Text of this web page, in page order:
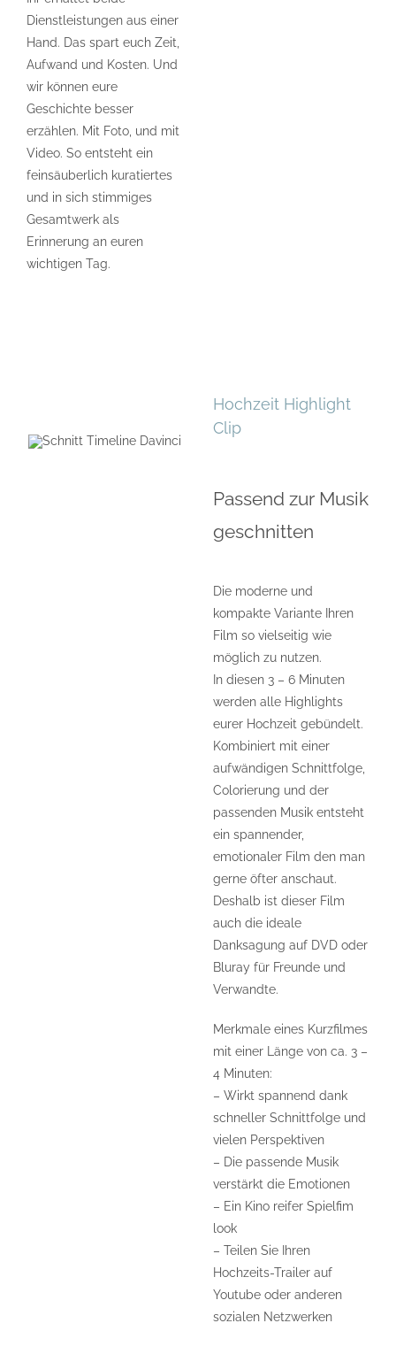
Dienstleistungen aus einer
Hand. Das spart euch Zeit,
Aufwand und Kosten. Und
wir können eure
Geschichte besser
erzählen. Mit Foto, und mit
Video. So entsteht ein
feinsäuberlich kuratiertes
und in sich stimmiges
Gesamtwerk als
Erinnerung an euren
wichtigen Tag.
Hochzeit Highlight
Clip
Passend zur Musik
geschnitten
Die moderne und
kompakte Variante Ihren
Film so vielseitig wie
möglich zu nutzen.
In diesen 3 – 6 Minuten
werden alle Highlights
eurer Hochzeit gebündelt.
Kombiniert mit einer
aufwändigen Schnittfolge,
Colorierung und der
passenden Musik entsteht
ein spannender,
emotionaler Film den man
gerne öfter anschaut.
Deshalb ist dieser Film
auch die ideale
Danksagung auf DVD oder
Bluray für Freunde und
Verwandte.
Merkmale eines Kurzfilmes
mit einer Länge von ca. 3 –
4 Minuten:
– Wirkt spannend dank
schneller Schnittfolge und
vielen Perspektiven
– Die passende Musik
verstärkt die Emotionen
– Ein Kino reifer Spielfim
look
– Teilen Sie Ihren
Hochzeits-Trailer auf
Youtube oder anderen
sozialen Netzwerken